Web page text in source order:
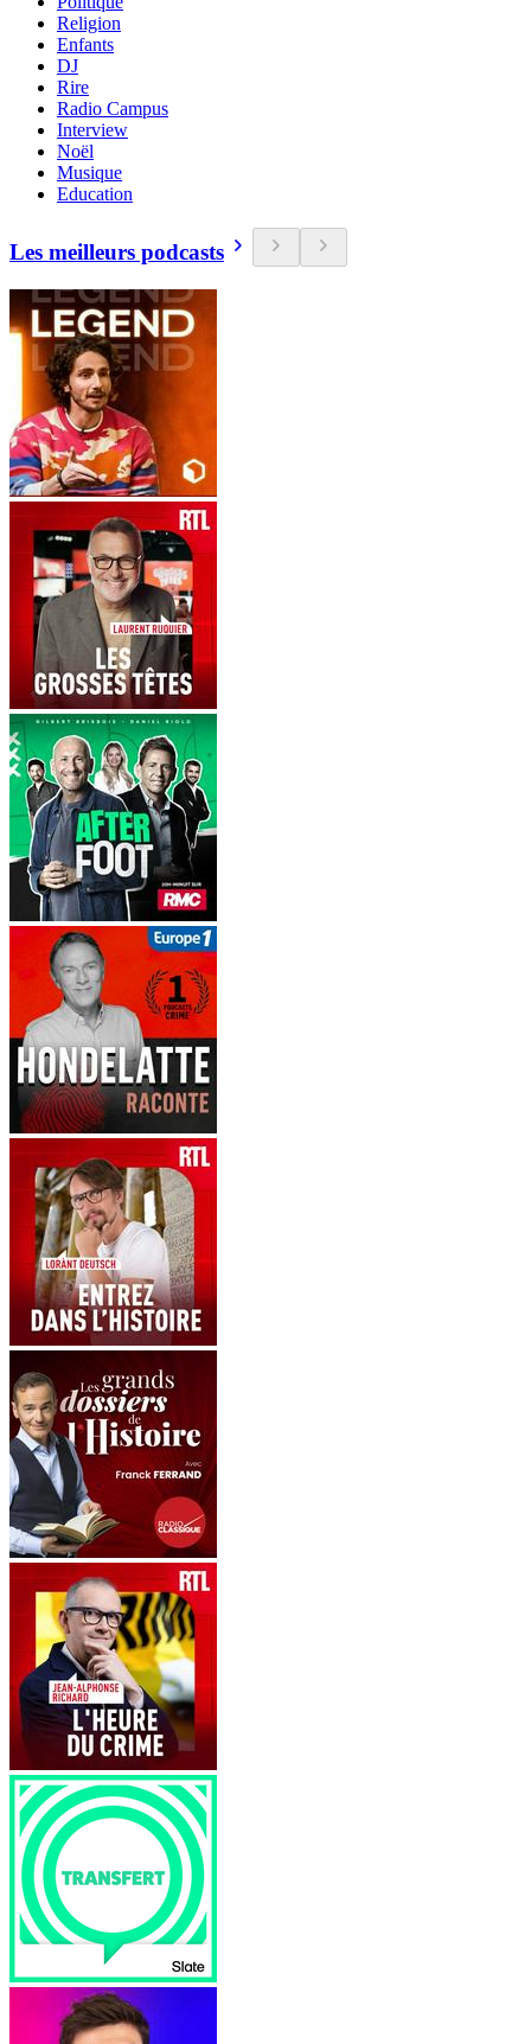
Religion
Enfants
DJ
Rire
Radio Campus
Interview
Noël
Musique
Education
Les meilleurs podcasts